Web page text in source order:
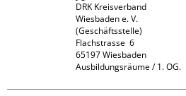
DRK Kreisverband
Wiesbaden e. V.
(Geschäftsstelle)
Flachstrasse  6
65197 Wiesbaden
Ausbildungsräume / 1. OG.